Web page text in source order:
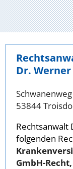
Dr.
53844
Rechtsanwalt
folgenden
GmbH-